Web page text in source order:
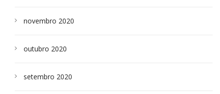
novembro 2020
outubro 2020
setembro 2020